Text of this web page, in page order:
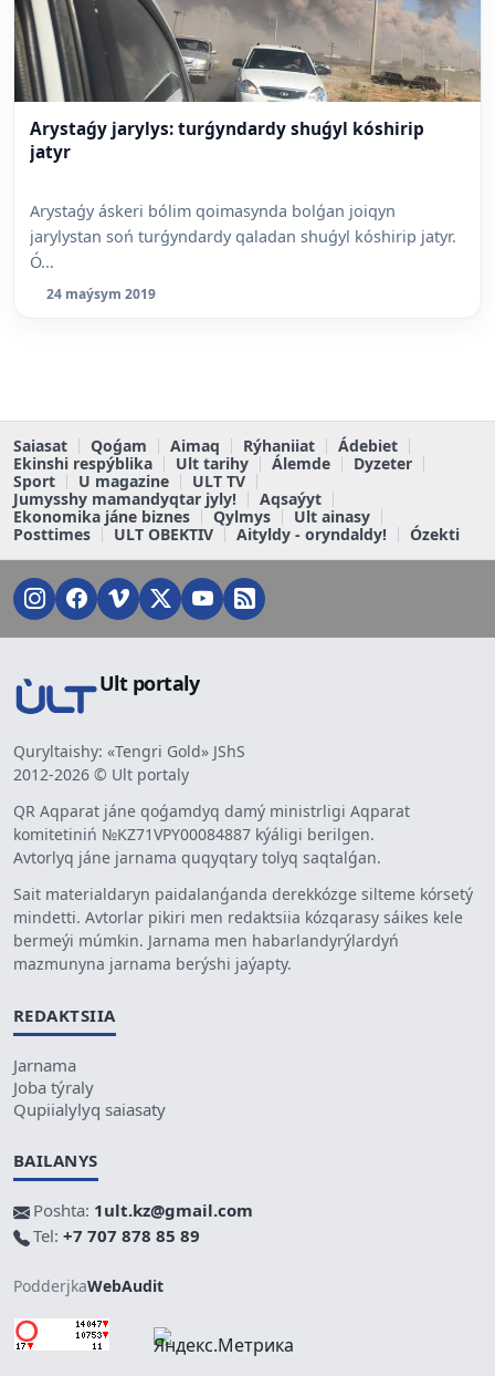
Arystaǵy jarylys: turǵyndardy shuǵyl kóshirip
jatyr
Arystaǵy áskeri bólim qoimasynda bolǵan joiqyn
jarylystan soń turǵyndardy qaladan shuǵyl kóshirip jatyr.
Ó...
24 maýsym 2019
Saiasat Qoǵam Aimaq Rýhaniiat
Ádebiet
Ekinshi respýblika
Ult tarihy Álemde
Dyzeter
Sport
U magazine
ULT TV
Jumysshy mamandyqtar jyly!
Aqsaýyt
Ekonomika jáne biznes
Qylmys
Ult ainasy
Posttimes
ULT OBEKTIV Aityldy - oryndaldy! Ózekti
Ult portaly
Quryltaishy: «Tengri Gold» JShS
2012-2026 © Ult portaly
QR Aqparat jáne qoǵamdyq damý ministrligi Aqparat
komitetiniń №KZ71VPY00084887 kýáligi berilgen.
Avtorlyq jáne jarnama quqyqtary tolyq saqtalǵan.
Sait materialdaryn paidalanǵanda derekkózge silteme kórsetý
mindetti. Avtorlar pikiri men redaktsiia kózqarasy sáikes kele
bermeýi múmkin. Jarnama men habarlandyrýlardyń
mazmunyna jarnama berýshi jaýapty.
REDAKTSIIA
Jarnama
Joba týraly
Qupiialylyq saiasaty
BAILANYS
Poshta: 1ult.kz@gmail.com
Tel: +7 707 878 85 89
PodderjkaWebAudit